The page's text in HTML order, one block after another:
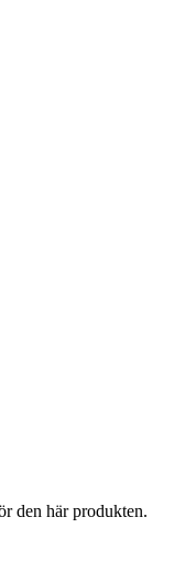
den här produkten.